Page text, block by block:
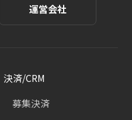
運営会社
決済/CRM
募集決済